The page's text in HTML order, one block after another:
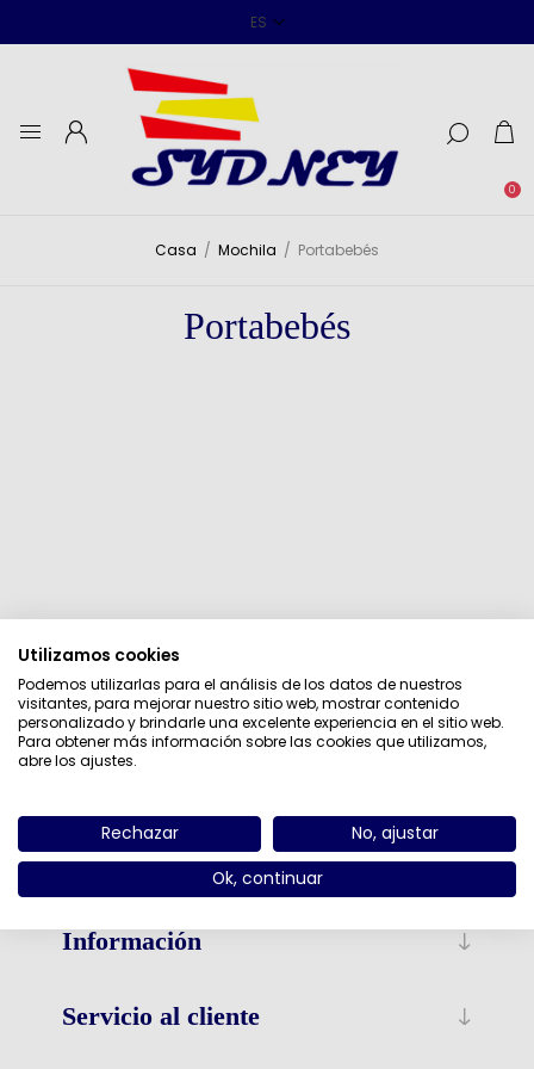
0
Casa / Mochila / Portabebés
Categorías
Fabricantes
Etiquetas populares
Portabebés
Información
Servicio al cliente
Utilizamos cookies
Podemos utilizarlas para el análisis de los datos de nuestros
visitantes, para mejorar nuestro sitio web, mostrar contenido
personalizado y brindarle una excelente experiencia en el sitio web.
Para obtener más información sobre las cookies que utilizamos,
abre los ajustes.
Rechazar
No, ajustar
Ok, continuar